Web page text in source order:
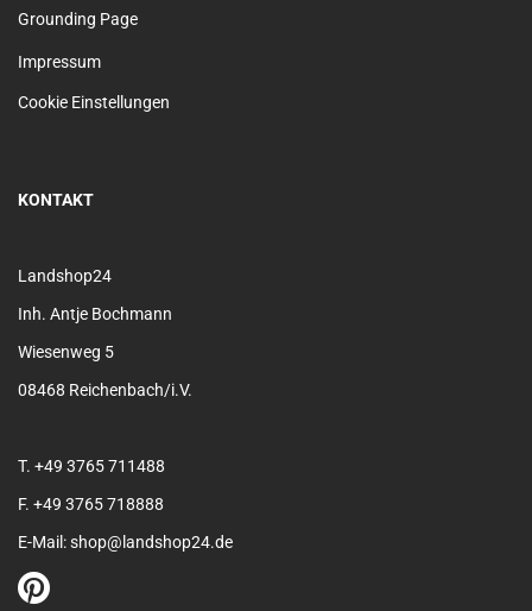
Grounding Page
Impressum
Cookie Einstellungen
KONTAKT
Landshop24
Inh. Antje Bochmann
Wiesenweg 5
08468 Reichenbach/i.V.
T. +49 3765 711488
F. +49 3765 718888
E-Mail: shop@landshop24.de